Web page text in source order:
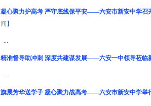
凝心聚力护高考 严守底线保平安——六安市新安中学召
闻 】
...
精准督导助冲刺 深度共建谋发展——六安一中领导莅临
...
旗展芳华送学子 凝心聚力战高考——六安市新安中学举